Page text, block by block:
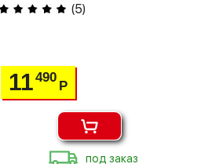
(5)
11490
Р
под заказ